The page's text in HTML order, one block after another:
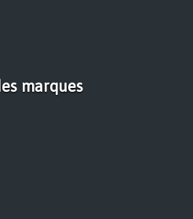
marques